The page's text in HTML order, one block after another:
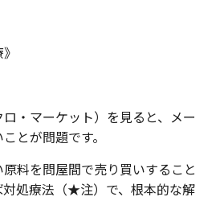
・マーケット）を見ると、メー
とが問題です。
料を問屋間で売り買いすること
対処療法（★注）で、根本的な解